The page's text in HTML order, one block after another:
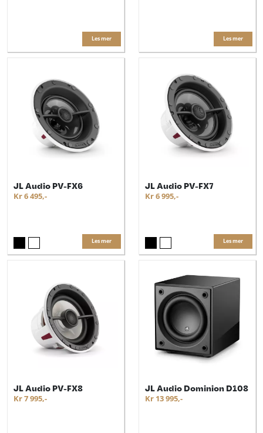
Les mer Les mer
JL Audio PV-FX6
Kr 6 495,-
Les mer
JL Audio PV-FX7
Kr 6 995,-
Les mer
JL Audio PV-FX8
Kr 7 995,-
JL Audio Dominion D108
Kr 13 995,-